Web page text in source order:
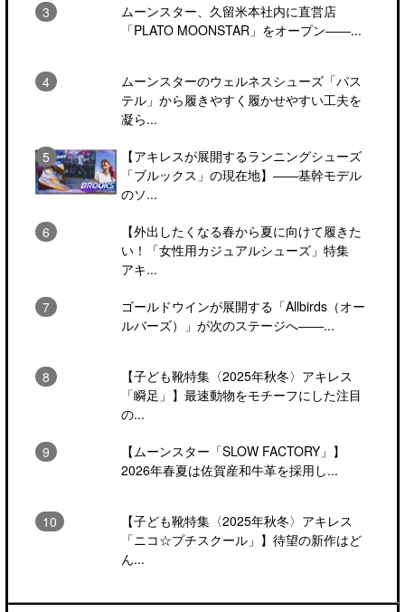
ムーンスター、久留米本社内に直営店
「PLATO MOONSTAR」をオープン――...
ムーンスターのウェルネスシューズ「パス
テル」から履きやすく履かせやすい工夫を
凝ら...
【アキレスが展開するランニングシューズ
「ブルックス」の現在地】――基幹モデル
のソ...
【外出したくなる春から夏に向けて履きた
い！「女性用カジュアルシューズ」特集
アキ...
ゴールドウインが展開する「Allbirds（オー
ルバーズ）」が次のステージへ――...
【子ども靴特集〈2025年秋冬〉アキレス
「瞬足」】最速動物をモチーフにした注目
の...
【ムーンスター「SLOW FACTORY」】
2026年春夏は佐賀産和牛革を採用し...
【子ども靴特集〈2025年秋冬〉アキレス
「ニコ☆プチスクール」】待望の新作はど
ん...